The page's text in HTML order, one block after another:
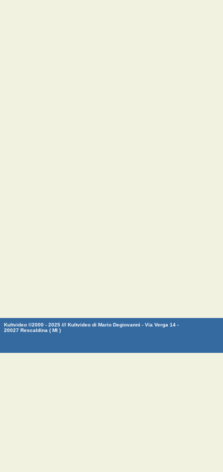
Kultvideo ©2000 - 2025 /// Kultvideo di Mario Degiovanni - Via Verga 14 -
20027 Rescaldina ( MI )